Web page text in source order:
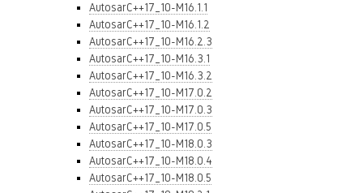
AutosarC++17_10-M16.1.1
AutosarC++17_10-M16.1.2
AutosarC++17_10-M16.2.3
AutosarC++17_10-M16.3.1
AutosarC++17_10-M16.3.2
AutosarC++17_10-M17.0.2
AutosarC++17_10-M17.0.3
AutosarC++17_10-M17.0.5
AutosarC++17_10-M18.0.3
AutosarC++17_10-M18.0.4
AutosarC++17_10-M18.0.5